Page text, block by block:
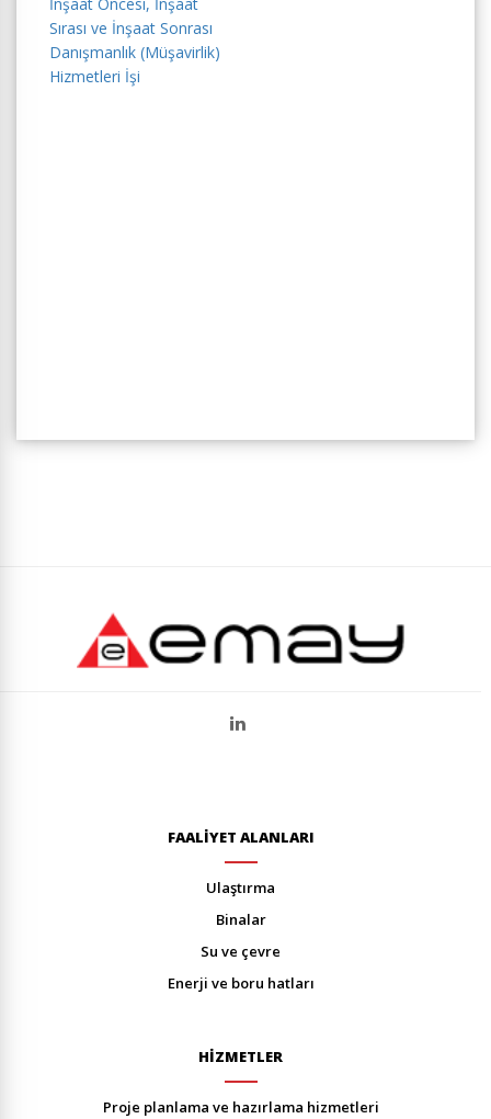
FAALİYET ALANLARI
ulaştirma
bi̇nalar
su ve çevre
enerji̇ ve boru hatlari
HİZMETLER
proje planlama ve hazirlama hi̇zmetleri̇